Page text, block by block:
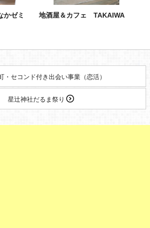
かゼミ
地酒屋＆カフェ TAKAIWA
・セコンド付き出会い事業（恋活）
星辻神社だるま祭り